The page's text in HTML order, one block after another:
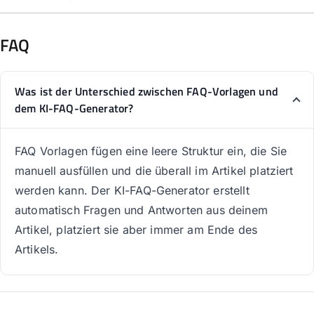
FAQ
Was ist der Unterschied zwischen FAQ-Vorlagen und
dem KI-FAQ-Generator?
FAQ Vorlagen fügen eine leere Struktur ein, die Sie
manuell ausfüllen und die überall im Artikel platziert
werden kann. Der KI-FAQ-Generator erstellt
automatisch Fragen und Antworten aus deinem
Artikel, platziert sie aber immer am Ende des
Artikels.